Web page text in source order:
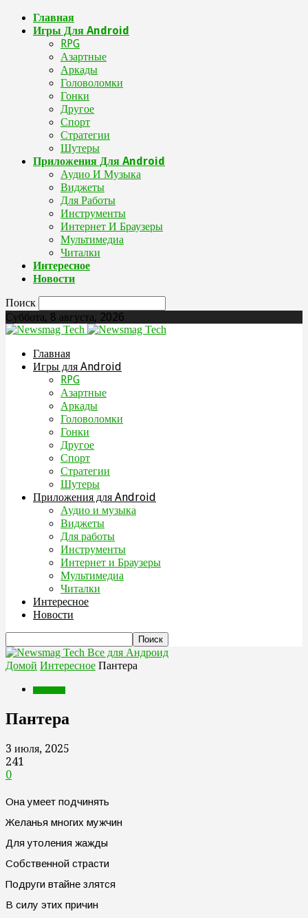
Главная
Игры Для Android
RPG
Азартные
Аркады
Головоломки
Гонки
Другое
Спорт
Стратегии
Шутеры
Приложения Для Android
Аудио И Музыка
Виджеты
Для Работы
Инструменты
Интернет И Браузеры
Мультимедиа
Читалки
Интересное
Новости
Поиск
Суббота, 8 августа, 2026
Главная
Игры для Android
RPG
Азартные
Аркады
Головоломки
Гонки
Другое
Спорт
Стратегии
Шутеры
Приложения для Android
Аудио и музыка
Виджеты
Для работы
Инструменты
Интернет и Браузеры
Мультимедиа
Читалки
Интересное
Новости
Все для Андроид
Домой Интересное Пантера
Пантера
3 июля, 2025
241
0
Она умеет подчинять
Желанья многих мужчин
Для утоления жажды
Собственной страсти
Подруги втайне злятся
В силу этих причин